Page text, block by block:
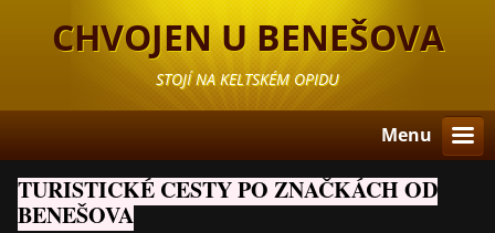
CHVOJEN U BENEŠOVA
STOJÍ NA KELTSKÉM OPIDU
Menu
TURISTICKÉ CESTY PO ZNAČKÁCH OD
BENEŠOVA